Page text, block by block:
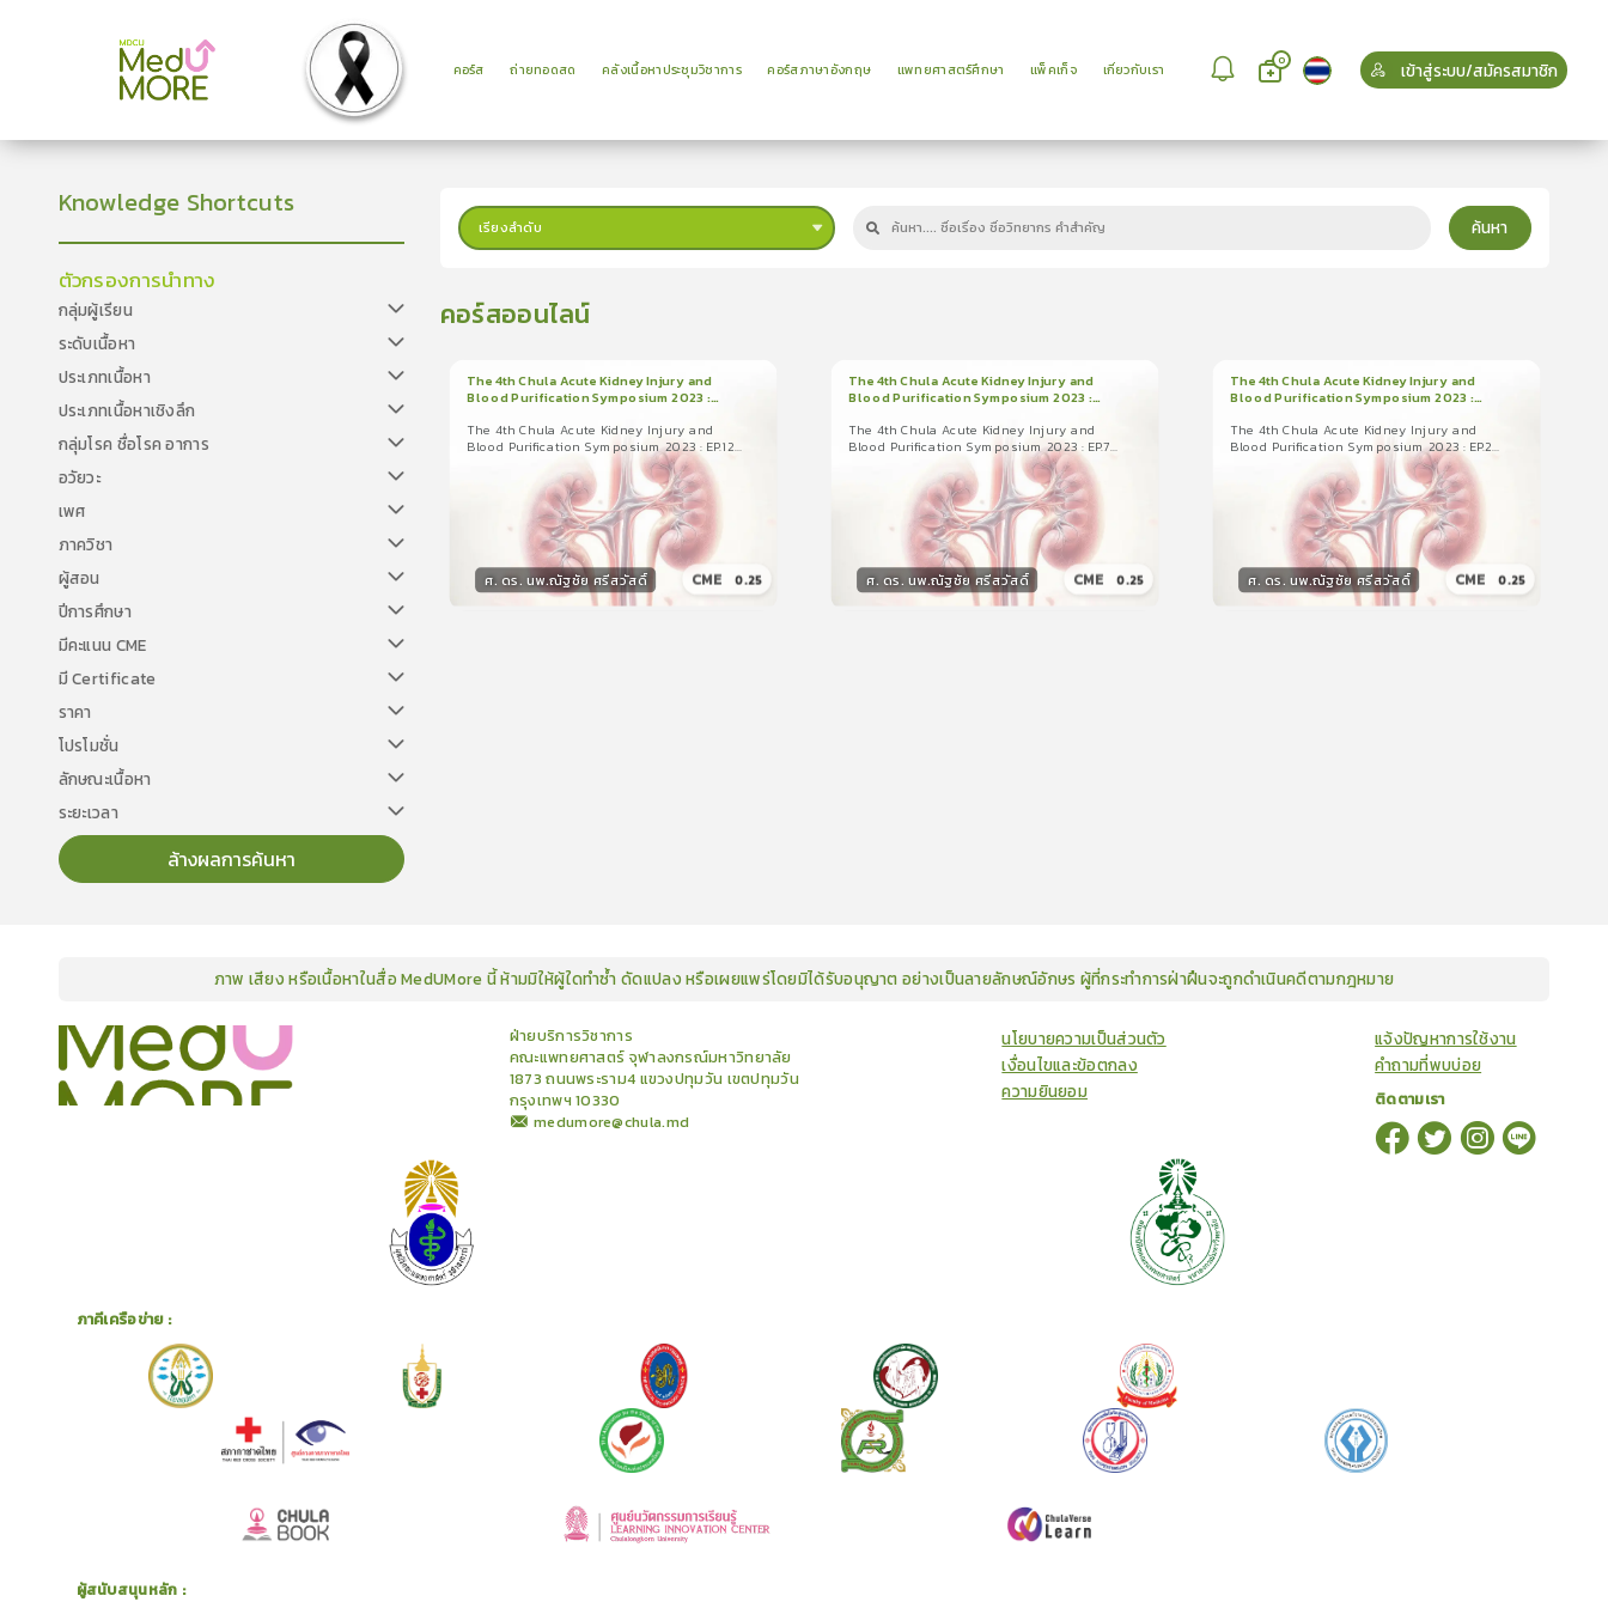
คอร์ส ถ่ายทอดสด คลังเนื้อหาประชุมวิชาการ คอร์สภาษาอังกฤษ แพทยศาสตร์ศึกษา แพ็คเก็จ เกี่ยวกับเรา
0 เข้าสู่ระบบ/สมัครสมาชิก
Knowledge Shortcuts
ตัวกรองการนำทาง
กลุ่มผู้เรียน
ระดับเนื้อหา
ประเภทเนื้อหา
ประเภทเนื้อหาเชิงลึก
กลุ่มโรค ชื่อโรค อาการ
อวัยวะ
เพศ
ภาควิชา
ผู้สอน
ปีการศึกษา
มีคะแนน CME
มี Certificate
ราคา
โปรโมชั่น
ลักษณะเนื้อหา
ระยะเวลา
ล้างผลการค้นหา
เรียงลำดับ ค้นหา
คอร์สออนไลน์
CME 0.25
The 4th Chula Acute Kidney Injury and
Blood Purification Symposium 2023 :
Personalization of CRRT Prescription
The 4th Chula Acute Kidney Injury and
Blood Purification Symposium 2023 : EP.12
Optimization and Personalization of CRRT
ศ. ดร. นพ.ณัฐชัย ศรีสวัสดิ์
The 4th Chula Acute Kidney Injury and
Blood Purification Symposium 2023 : EP.12 ...
0.0( )
CME 0.25
The 4th Chula Acute Kidney Injury and
Blood Purification Symposium 2023 :
New?
The 4th Chula Acute Kidney Injury and
Blood Purification Symposium 2023 : EP.7
Sepsis-Associated AKI: What New?
ศ. ดร. นพ.ณัฐชัย ศรีสวัสดิ์
ใบรับรอง
The 4th Chula Acute Kidney Injury and
Blood Purification Symposium 2023 : EP.7 S
0.0(0ลำดับ
CME 0.25
The 4th Chula Acute Kidney Injury and
Blood Purification Symposium 2023 :
Future Still Bright?
The 4th Chula Acute Kidney Injury and
Blood Purification Symposium 2023 : EP.2
Critical Care Nephrology Is the Future Still
ศ. ดร. นพ.ณัฐชัย ศรีสวัสดิ์
The 4th Chula Acute Kidney Injury and
Blood Purification Symposium 2023 : EP.2 C
5.0(1 ลำดับ)
ภาพ เสียง หรือเนื้อหาในสื่อ MedUMore นี้ ห้ามมิให้ผู้ใดทำซ้ำ ดัดแปลง หรือเผยแพร่โดยมิได้รับอนุญาต อย่างเป็นลายลักษณ์อักษร ผู้ที่กระทำการฝ่าฝืนจะถูกดำเนินคดีตามกฎหมาย
ฝ่ายบริการวิชาการ
คณะแพทยศาสตร์ จุฬาลงกรณ์มหาวิทยาลัย
1873 ถนนพระราม4 แขวงปทุมวัน เขตปทุมวัน
กรุงเทพฯ 10330
medumore@chula.md
นโยบายความเป็นส่วนตัว
เงื่อนไขและข้อตกลง
ความยินยอม
แจ้งปัญหาการใช้งาน
คำถามที่พบบ่อย
ติดตามเรา
คอร์สคลังเนื้อหาประชุมวิชาการ
ภาคีเครือข่าย :
ผู้สนับสนุนหลัก :